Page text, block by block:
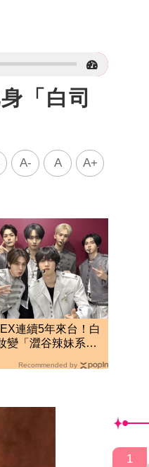
「白司
A- A A+
連續5年來台！白
變「澀谷辣妹系男
Recommended by
1